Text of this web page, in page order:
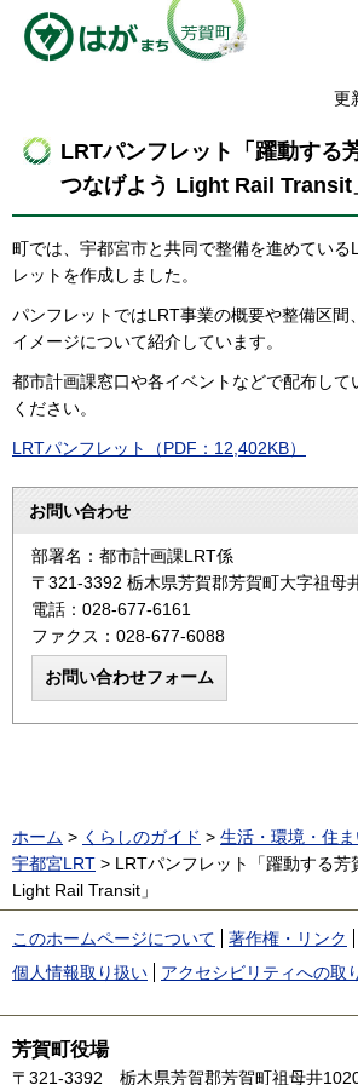
更
LRTパンフレット「躍動する
つなげよう Light Rail Transit
町では、宇都宮市と共同で整備を進めている
レットを作成しました。
パンフレットではLRT事業の概要や整備区間
イメージについて紹介しています。
都市計画課窓口や各イベントなどで配布して
ください。
LRTパンフレット（PDF：12,402KB）
お問い合わせ
部署名：都市計画課LRT係
〒321-3392 栃木県芳賀郡芳賀町大字祖母
電話：028-677-6161
ファクス：028-677-6088
ホーム > くらしのガイド > 生活・環境・住
宇都宮LRT > LRTパンフレット「躍動する芳
Light Rail Transit」
このホームページについて 著作権・リンク
個人情報取り扱い
アクセシビリティへの取
芳賀町役場
〒321-3392 栃木県芳賀郡芳賀町祖母井